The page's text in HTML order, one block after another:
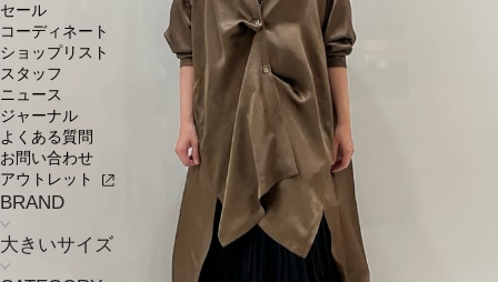
セール
コーディネート
ショップリスト
スタッフ
ニュース
ジャーナル
よくある質問
お問い合わせ
アウトレット
BRAND
大きいサイズ